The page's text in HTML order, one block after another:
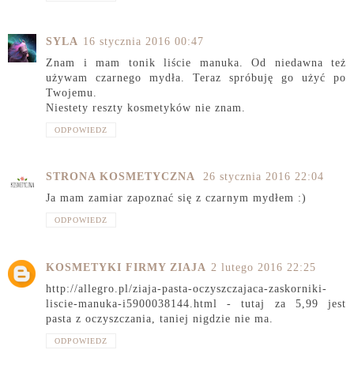
SYLA 16 stycznia 2016 00:47
Znam i mam tonik liście manuka. Od niedawna też
używam czarnego mydła. Teraz spróbuję go użyć po
Twojemu.
Niestety reszty kosmetyków nie znam.
ODPOWIEDZ
STRONA KOSMETYCZNA
26 stycznia 2016 22:04
Ja mam zamiar zapoznać się z czarnym mydłem :)
ODPOWIEDZ
KOSMETYKI FIRMY ZIAJA 2 lutego 2016 22:25
http://allegro.pl/ziaja-pasta-oczyszczajaca-zaskorniki-
liscie-manuka-i5900038144.html - tutaj za 5,99 jest
pasta z oczyszczania, taniej nigdzie nie ma.
ODPOWIEDZ